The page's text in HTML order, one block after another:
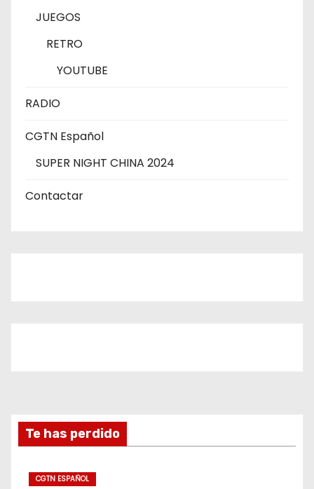
JUEGOS
RETRO
YOUTUBE
RADIO
CGTN Español
SUPER NIGHT CHINA 2024
Contactar
Te has perdido
CGTN ESPAÑOL